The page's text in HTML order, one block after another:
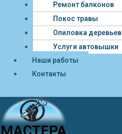
Ремонт балконов
Покос травы
Опиловка деревьев
Услуги автовышки
Наши работы
Контакты